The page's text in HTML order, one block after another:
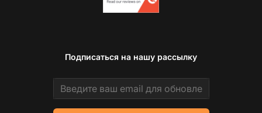
Подписаться на нашу рассылку
Email address